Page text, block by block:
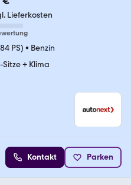
Lieferkosten
PS) • Benzin
Sitze + Klima
Kontakt Parken